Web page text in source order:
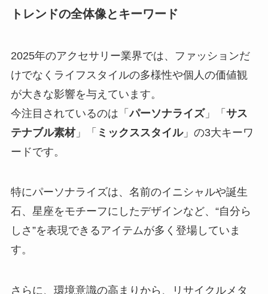
トレンドの全体像とキーワード
2025年のアクセサリー業界では、ファッションだ
けでなくライフスタイルの多様性や個人の価値観
が大きな影響を与えています。
今注目されているのは「パーソナライズ」「 サス
テナブル素材」「 ミックススタイル」の3大キーワ
ードです。
特にパーソナライズは、名前のイニシャルや誕生
石、星座をモチーフにしたデザインなど、“自分ら
しさ”を表現できるアイテムが多く登場していま
す。
さらに、環境意識の高まりから、リサイクルメタ